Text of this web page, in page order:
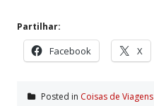
Partilhar:
Facebook X
Posted in Coisas de Viagens